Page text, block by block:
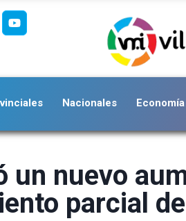
Nacionales Economía
un nuevo
parcial